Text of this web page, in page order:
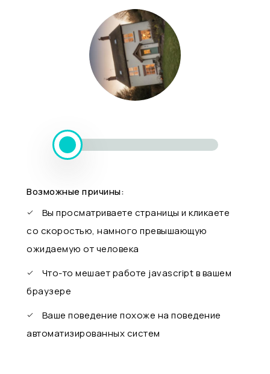
Возможные причины:
Вы просматриваете страницы и кликаете
со скоростью, намного превышающую
ожидаемую от человека
Что-то мешает работе javascript в вашем
браузере
Ваше поведение похоже на поведение
автоматизированных систем